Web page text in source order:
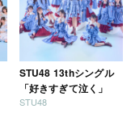
STU48 13thシングル
「好きすぎて泣く」
STU48